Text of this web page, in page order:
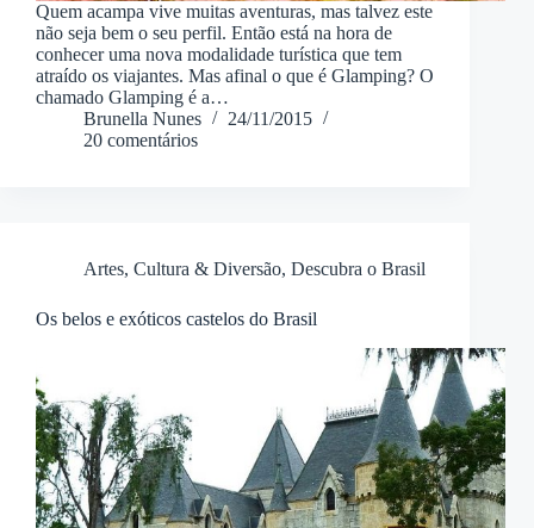
Quem acampa vive muitas aventuras, mas talvez este
não seja bem o seu perfil. Então está na hora de
conhecer uma nova modalidade turística que tem
atraído os viajantes. Mas afinal o que é Glamping? O
chamado Glamping é a…
Brunella Nunes
24/11/2015
20 comentários
Artes, Cultura & Diversão, Descubra o Brasil
Os belos e exóticos castelos do Brasil